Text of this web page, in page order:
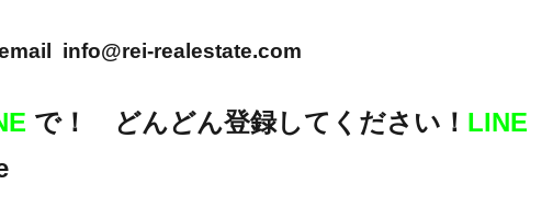
info@rei-realestate.com
で！ どんどん登録してください！ LINE